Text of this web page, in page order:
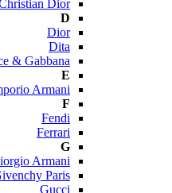
Dior
D
Dior
Dita
& Gabbana
E
Armani
F
Fendi
Ferrari
G
Armani
Paris
Gucci